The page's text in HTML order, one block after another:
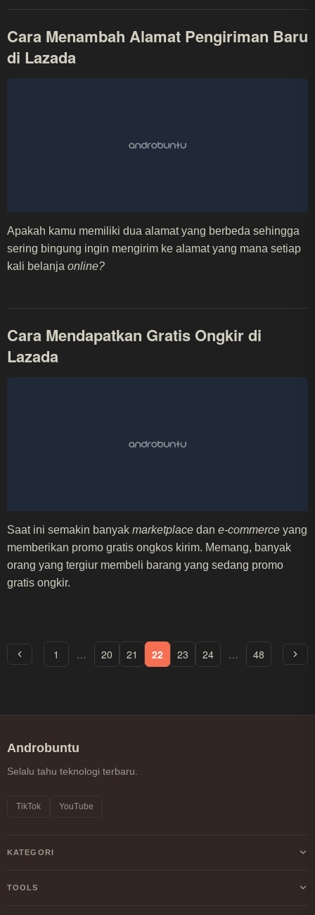
Cara Menambah Alamat Pengiriman Baru
di Lazada
Apakah kamu memiliki dua alamat yang berbeda sehingga
sering bingung ingin mengirim ke alamat yang mana setiap
kali belanja online?
Cara Mendapatkan Gratis Ongkir di
Lazada
Saat ini semakin banyak marketplace dan e-commerce yang
memberikan promo gratis ongkos kirim. Memang, banyak
orang yang tergiur membeli barang yang sedang promo
gratis ongkir.
1 … 20 21 22 23 24 … 48
Androbuntu
Selalu tahu teknologi terbaru.
TikTok YouTube
KATEGORI
Android
TOOLS